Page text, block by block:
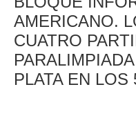
AMERICANO.
CUATRO
PLATA EN